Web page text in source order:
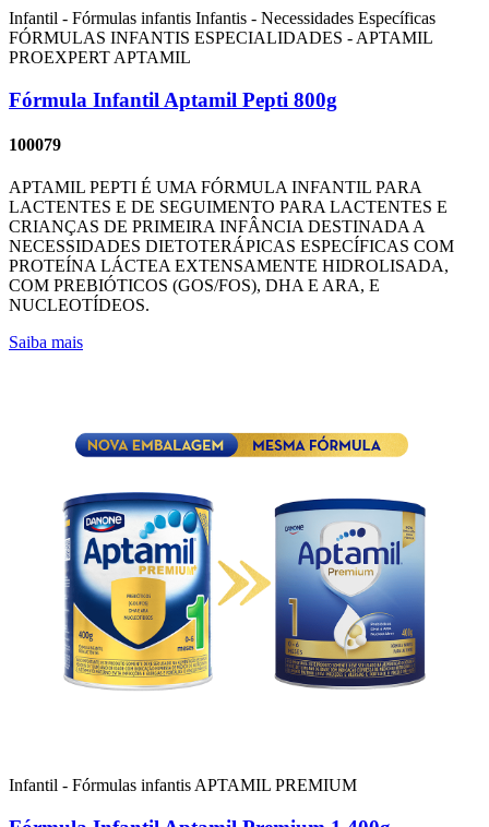
Infantil - Fórmulas infantis Infantis - Necessidades Específicas
FÓRMULAS INFANTIS ESPECIALIDADES - APTAMIL
PROEXPERT APTAMIL
Fórmula Infantil Aptamil Pepti 800g
100079
APTAMIL PEPTI É UMA FÓRMULA INFANTIL PARA
LACTENTES E DE SEGUIMENTO PARA LACTENTES E
CRIANÇAS DE PRIMEIRA INFÂNCIA DESTINADA A
NECESSIDADES DIETOTERÁPICAS ESPECÍFICAS COM
PROTEÍNA LÁCTEA EXTENSAMENTE HIDROLISADA,
COM PREBIÓTICOS (GOS/FOS), DHA E ARA, E
NUCLEOTÍDEOS.
Saiba mais
Infantil - Fórmulas infantisAPTAMIL PREMIUM